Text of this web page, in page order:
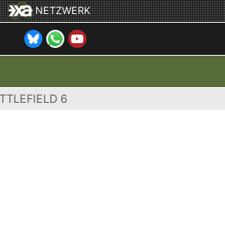
NETZWERK
6